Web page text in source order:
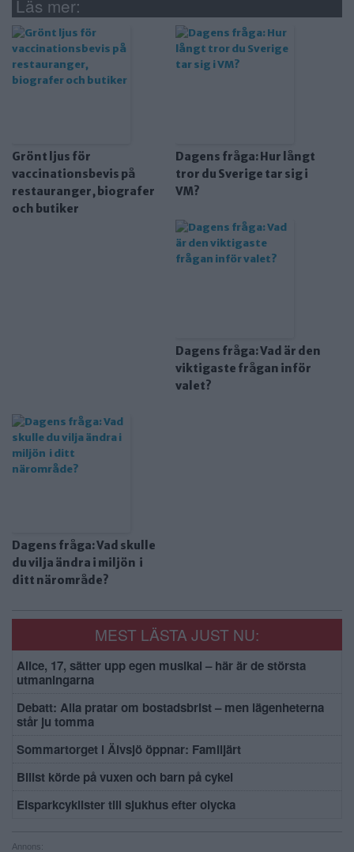
Läs mer:
Grönt ljus för
vaccinationsbevis på
restauranger, biografer
och butiker
Dagens fråga: Hur långt
tror du Sverige tar sig i
VM?
Dagens fråga: Vad är den
viktigaste frågan inför
valet?
Dagens fråga: Vad skulle
du vilja ändra i miljön i
ditt närområde?
MEST LÄSTA JUST NU:
Alice, 17, sätter upp egen musikal – här är de största
utmaningarna
Debatt: Alla pratar om bostadsbrist – men lägenheterna
står ju tomma
Sommartorget i Älvsjö öppnar: Familjärt
Bilist körde på vuxen och barn på cykel
Elsparkcyklister till sjukhus efter olycka
Annons: